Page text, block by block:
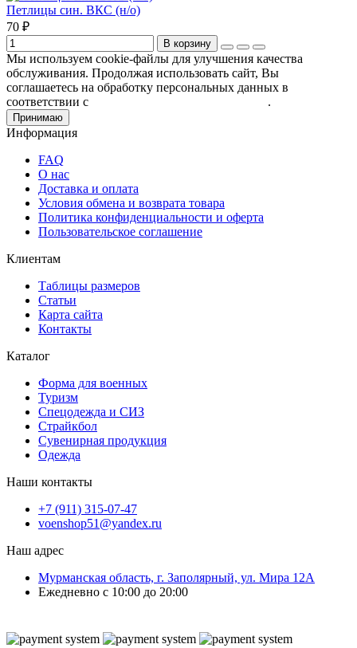
Петлицы син. ВКС (н/о)
70 ₽
В корзину
Мы используем cookie-файлы для улучшения качества
обслуживания. Продолжая использовать сайт, Вы
соглашаетесь на обработку персональных данных в
соответствии с
.
Принимаю
Информация
FAQ
О нас
Доставка и оплата
Условия обмена и возврата товара
Политика конфиденциальности и оферта
Пользовательское соглашение
Клиентам
Таблицы размеров
Статьи
Карта сайта
Контакты
Каталог
Форма для военных
Туризм
Спецодежда и СИЗ
Страйкбол
Сувенирная продукция
Одежда
Наши контакты
+7 (911) 315-07-47
voenshop51@yandex.ru
Наш адрес
Мурманская область, г. Заполярный, ул. Мира 12А
Ежедневно с 10:00 до 20:00